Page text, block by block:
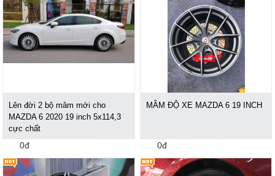
Lên đời 2 bộ mâm mới cho
MAZDA 6 2020 19 inch 5x114,3
cực chất
0đ
MÂM ĐỘ XE MAZDA 6 19 INCH
0đ